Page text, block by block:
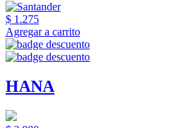
$ 1.275
Agregar a carrito
HANA